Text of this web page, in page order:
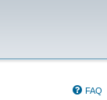
FAQ